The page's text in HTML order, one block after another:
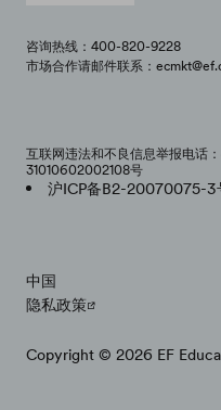
咨询热线：400-820-9228
市场合作请邮件联系：
互联网违法和不良信息举报电话
31010602002108号
沪ICP备B2-20070075-3
中国
隐私政策
Copyright © 2026 EF